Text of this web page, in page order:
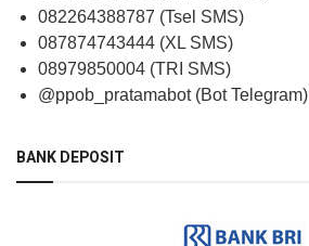
082264388787 (Tsel SMS)
087874743444 (XL SMS)
08979850004 (TRI SMS)
@ppob_pratamabot (Bot Telegram)
BANK DEPOSIT